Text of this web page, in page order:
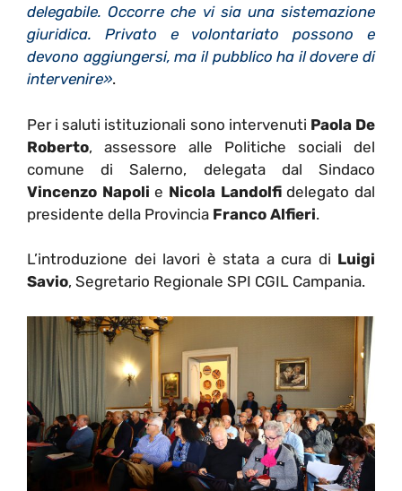
delegabile. Occorre che vi sia una sistemazione
giuridica. Privato e volontariato possono e
devono aggiungersi, ma il pubblico ha il dovere di
intervenire».
Per i saluti istituzionali sono intervenuti Paola De
Roberto, assessore alle Politiche sociali del
comune di Salerno, delegata dal Sindaco
Vincenzo Napoli e Nicola Landolfidelegato dal
presidente della Provincia Franco Alfieri.
L’introduzione dei lavori è stata a cura di Luigi
Savio, Segretario Regionale SPI CGIL Campania.